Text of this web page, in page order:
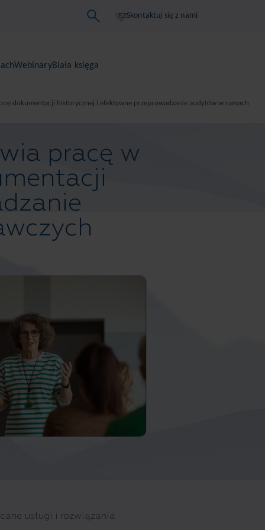
Skontaktuj się z nami
WebinaryBiała księga
dokumentacji historycznej i efektywne przeprowadzanie audytów w ramach
pracę w
usługi i rozwiązania